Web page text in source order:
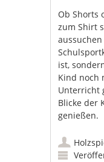
Ob Shorts
zum Shirt
ist,
Kind noch
Unterricht
Blicke der
genießen.